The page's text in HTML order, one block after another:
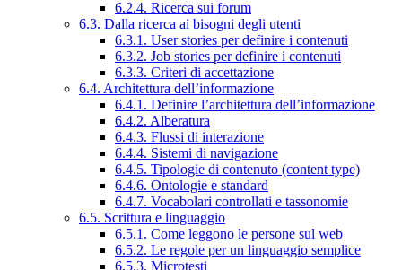
6.2.4. Ricerca sui forum
6.3. Dalla ricerca ai bisogni degli utenti
6.3.1. User stories per definire i contenuti
6.3.2. Job stories per definire i contenuti
6.3.3. Criteri di accettazione
6.4. Architettura dell’informazione
6.4.1. Definire l’architettura dell’informazione
6.4.2. Alberatura
6.4.3. Flussi di interazione
6.4.4. Sistemi di navigazione
6.4.5. Tipologie di contenuto (content type)
6.4.6. Ontologie e standard
6.4.7. Vocabolari controllati e tassonomie
6.5. Scrittura e linguaggio
6.5.1. Come leggono le persone sul web
6.5.2. Le regole per un linguaggio semplice
6.5.3. Microtesti